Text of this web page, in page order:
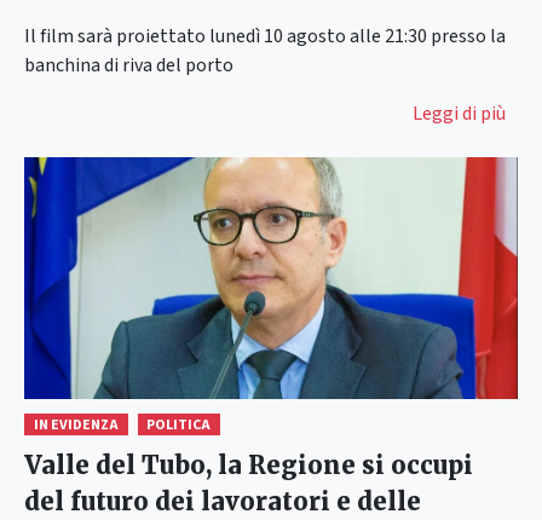
Il film sarà proiettato lunedì 10 agosto alle 21:30 presso la
banchina di riva del porto
Leggi di più
IN EVIDENZA POLITICA
Valle del Tubo, la Regione si occupi
del futuro dei lavoratori e delle